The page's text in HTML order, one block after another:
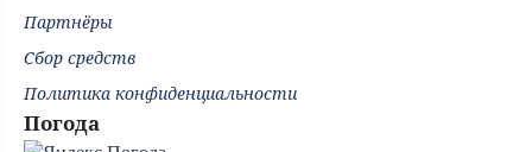
Партнёры
Сбор средств
Политика конфиденциальности
Погода